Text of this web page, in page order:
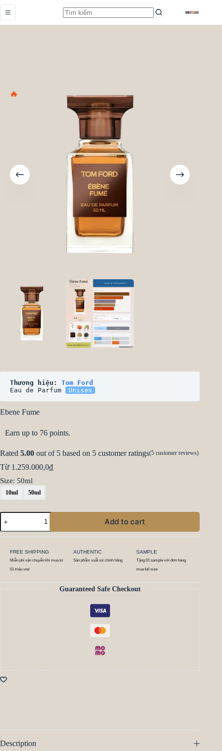
Thương hiệu: Tom Ford
Eau de Parfum
Unisex
Ebene Fume
Earn up to 76 points.
Rated 5.00 out of 5 based on 5 customer ratings(5 customer reviews)
Từ 1.259.000,0₫
Size: 50ml
10ml 50ml
Add to cart
FREE SHIPPING
Miễn phí vận chuyển khi mua từ
01 triệu vnd
AUTHENTIC
Sản phẩm xuất xứ chính hãng
SAMPLE
Tặng 01 sample với đơn hàng
mua full size
Guaranteed Safe Checkout
Description